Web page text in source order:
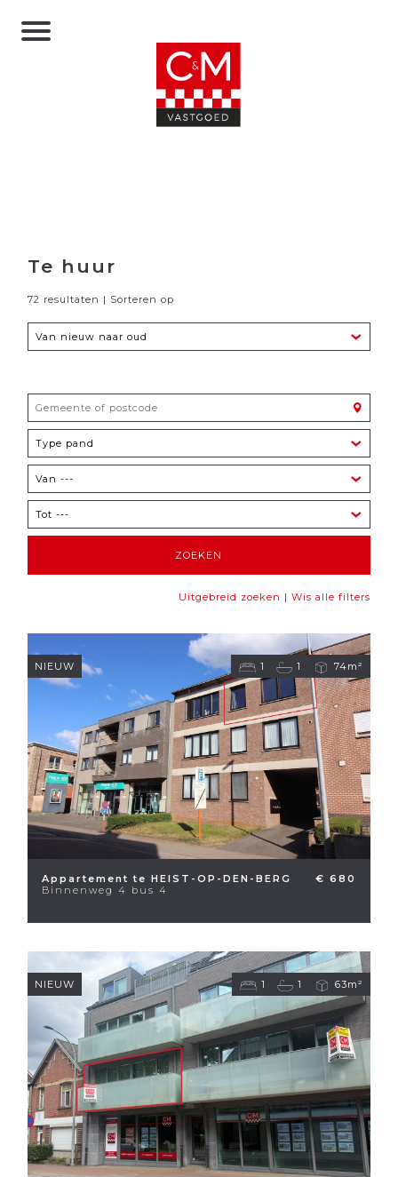
Te huur
72 resultaten | Sorteren op
Uitgebreid zoeken | Wis alle filters
1 1 74m²
NIEUW
Appartement te HEIST-OP-DEN-BERG
Binnenweg 4 bus 4
€ 680
1 1 63m²
NIEUW